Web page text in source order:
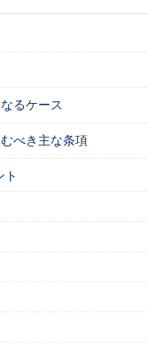
るケース
べき主な条項
ト